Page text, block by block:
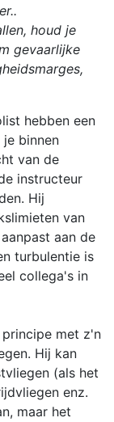
houd je
gevaarlijke
hebben een
binnen
van de
instructeur
Hij
van
aan de
turbulentie is
collega's in
principe met z'n
Hij kan
(als het
enz.
maar het